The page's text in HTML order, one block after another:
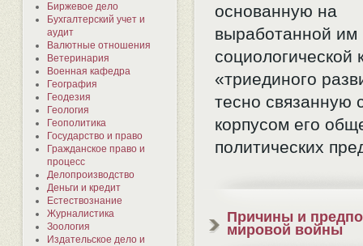
Биржевое дело
Бухгалтерский учет и
аудит
Валютные отношения
Ветеринария
Военная кафедра
География
Геодезия
Геология
Геополитика
Государство и право
Гражданское право и
процесс
Делопроизводство
Деньги и кредит
Естествознание
Журналистика
Зоология
Издательское дело и
основанную на
выработанной им
социологической
«триединого
тесно связанную
корпусом его
политических
Причины и
мировой войны